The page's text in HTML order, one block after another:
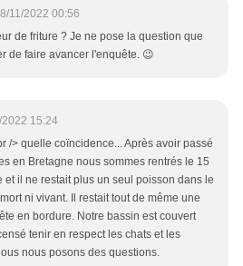
11/2022 00:56
de friture ? Je ne pose la question que
de faire avancer l'enquête. 😉
2022 15:24
/> quelle coïncidence... Après avoir passé
en Bretagne nous sommes rentrés le 15
et il ne restait plus un seul poisson dans le
ni vivant. Il restait tout de même une
en bordure. Notre bassin est couvert
tenir en respect les chats et les
nous posons des questions.